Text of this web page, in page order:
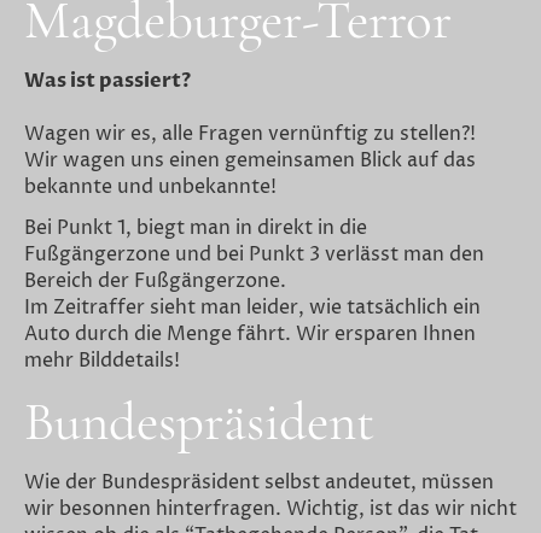
Magdeburger-Terror
Was ist passiert?
Wagen wir es, alle Fragen vernünftig zu stellen?!
Wir wagen uns einen gemeinsamen Blick auf das
bekannte und unbekannte!
Bei Punkt 1, biegt man in direkt in die
Fußgängerzone und bei Punkt 3 verlässt man den
Bereich der Fußgängerzone.
Im Zeitraffer sieht man leider, wie tatsächlich ein
Auto durch die Menge fährt. Wir ersparen Ihnen
mehr Bilddetails!
Bundespräsident
Wie der Bundespräsident selbst andeutet, müssen
wir besonnen hinterfragen. Wichtig, ist das wir nicht